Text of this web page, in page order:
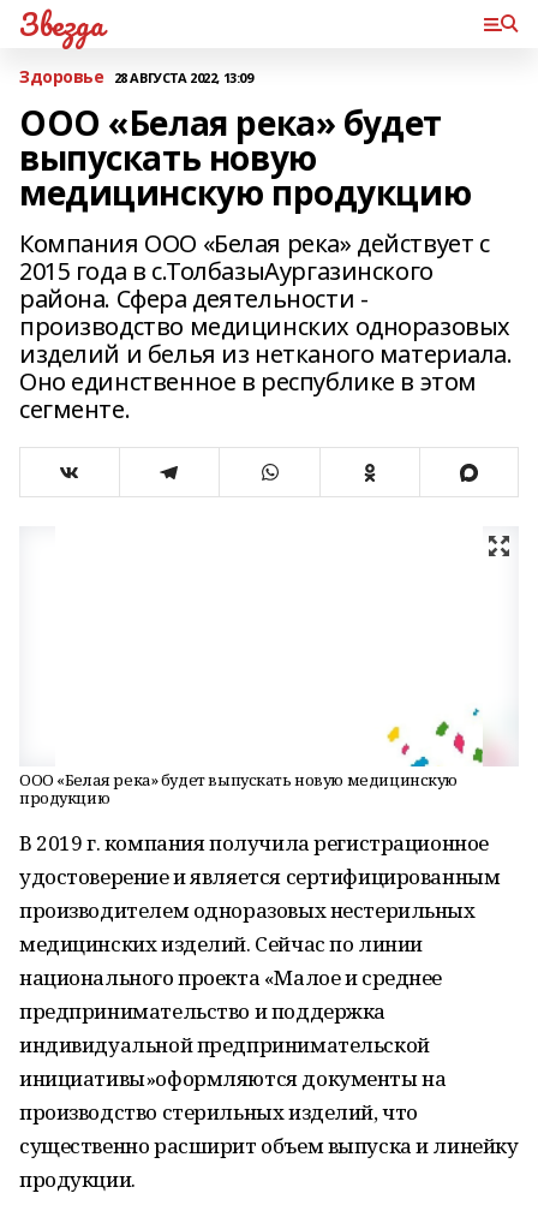
Звезда
Здоровье 28 АВГУСТА 2022, 13:09
ООО «Белая река» будет
выпускать новую
медицинскую продукцию
Компания ООО «Белая река» действует с
2015 года в с.ТолбазыАургазинского
района. Сфера деятельности -
производство медицинских одноразовых
изделий и белья из нетканого материала.
Оно единственное в республике в этом
сегменте.
ООО «Белая река» будет выпускать новую медицинскую
продукцию
В 2019 г. компания получила регистрационное
удостоверение и является сертифицированным
производителем одноразовых нестерильных
медицинских изделий. Сейчас по линии
национального проекта «Малое и среднее
предпринимательство и поддержка
индивидуальной предпринимательской
инициативы»оформляются документы на
производство стерильных изделий, что
существенно расширит объем выпуска и линейку
продукции.